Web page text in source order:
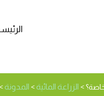
> الزراعة المائية> المدونة>